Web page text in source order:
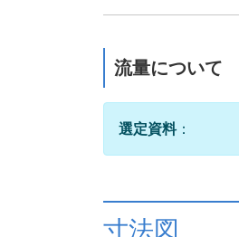
流量について
選定資料：
寸法図